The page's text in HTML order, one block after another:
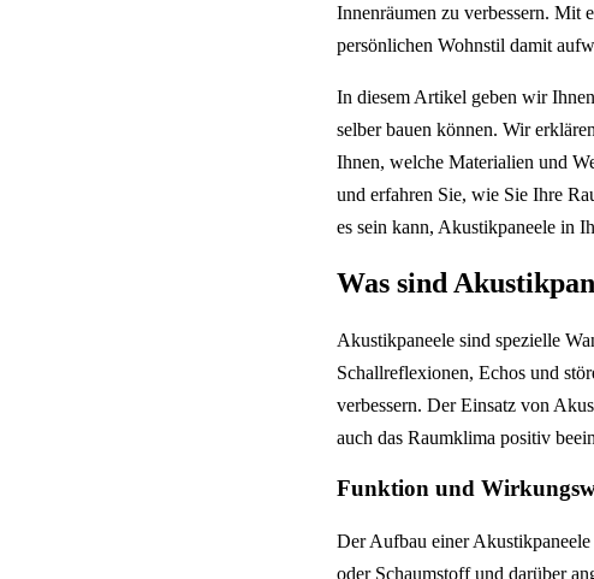
Innenräumen zu verbessern. Mit
persönlichen Wohnstil damit
In diesem Artikel geben wir
selber bauen können. Wir
Ihnen, welche Materialien und
und erfahren Sie, wie Sie Ihre
es sein kann, Akustikpaneele in
Was sind
Akustikpaneele sind spezielle
Schallreflexionen, Echos und
verbessern. Der Einsatz von
auch das Raumklima positiv
Funktion und
Der Aufbau einer
oder Schaumstoff und darüber